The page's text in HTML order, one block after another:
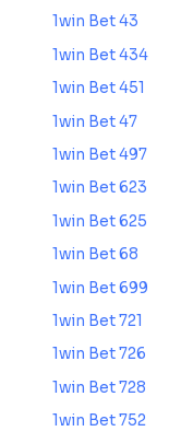
1win Bet 43
1win Bet 434
1win Bet 451
1win Bet 47
1win Bet 497
1win Bet 623
1win Bet 625
1win Bet 68
1win Bet 699
1win Bet 721
1win Bet 726
1win Bet 728
1win Bet 752